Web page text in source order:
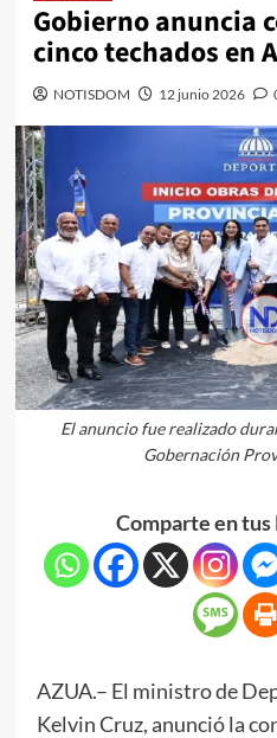
Gobierno anuncia
cinco techados en
NOTISDOM 12 junio 2026
El anuncio fue realizado
Gobernación
Comparte en tus
AZUA.– El ministro de
Kelvin Cruz, anunció la